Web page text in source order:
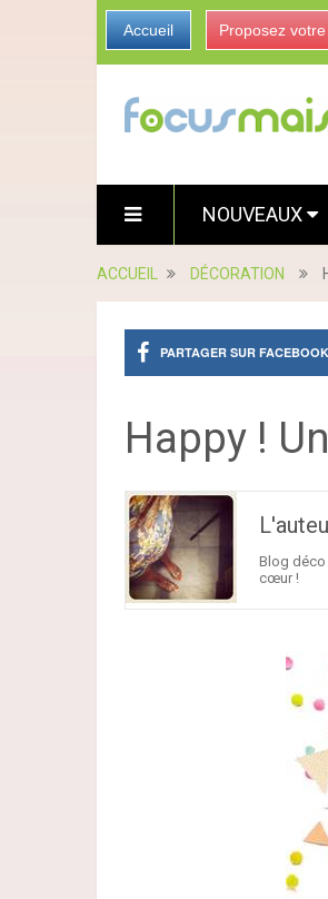
Accueil Proposez
NOUVEAUX
ACCUEIL DÉCORATION
PARTAGER SUR FACEBOOK
Happy !
Blog déco
cœur !